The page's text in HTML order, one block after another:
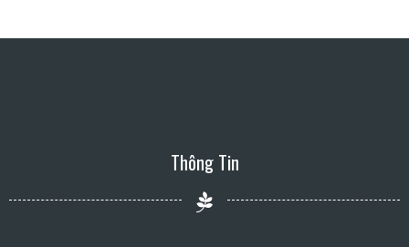
Thông Tin